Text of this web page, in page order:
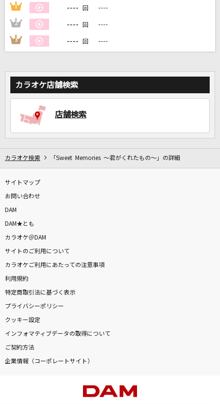
1 ---- 回 ----
2 ---- 回 ----
3 ---- 回 ----
カラオケ店舗検索
店舗検索
カラオケ検索 「Sweet Memories ～君がくれたもの～」の詳細
サイトマップ
お問い合わせ
DAM
DAM★とも
カラオケ＠DAM
サイトのご利用について
カラオケご利用にあたっての注意事項
利用規約
特定商取引法に基づく表示
プライバシーポリシー
クッキー設定
インフォマティブデータの取得について
ご契約方法
企業情報（コーポレートサイト）